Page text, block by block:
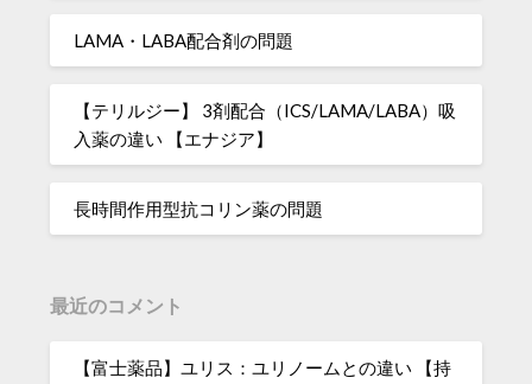
LAMA・LABA配合剤の問題
【テリルジー】 3剤配合（ICS/LAMA/LABA）吸
入薬の違い 【エナジア】
長時間作用型抗コリン薬の問題
最近のコメント
【富士薬品】ユリス：ユリノームとの違い 【持